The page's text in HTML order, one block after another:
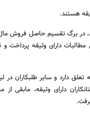
هستند.
در برگ تقسیم حاصل فروش
مطالبات دارای وثیقه پرداخت
تعلق دارد و سایر طلبکاران
دارای وثیقه، مابقی